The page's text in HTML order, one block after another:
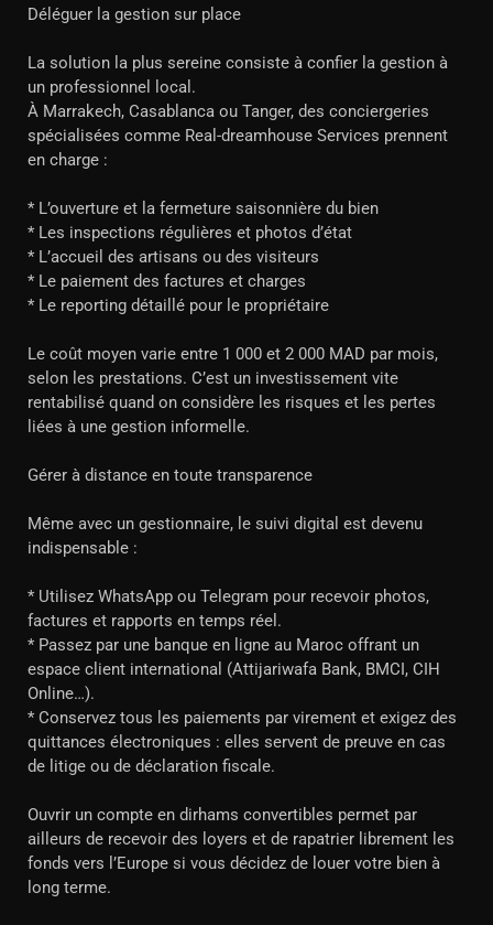
Déléguer la gestion sur place
La solution la plus sereine consiste à confier la gestion à
un professionnel local.
À Marrakech, Casablanca ou Tanger, des conciergeries
spécialisées comme Real-dreamhouse Services prennent
en charge :
* L’ouverture et la fermeture saisonnière du bien
* Les inspections régulières et photos d’état
* L’accueil des artisans ou des visiteurs
* Le paiement des factures et charges
* Le reporting détaillé pour le propriétaire
Le coût moyen varie entre 1 000 et 2 000 MAD par mois,
selon les prestations. C’est un investissement vite
rentabilisé quand on considère les risques et les pertes
liées à une gestion informelle.
Gérer à distance en toute transparence
Même avec un gestionnaire, le suivi digital est devenu
indispensable :
* Utilisez WhatsApp ou Telegram pour recevoir photos,
factures et rapports en temps réel.
* Passez par une banque en ligne au Maroc offrant un
espace client international (Attijariwafa Bank, BMCI, CIH
Online…).
* Conservez tous les paiements par virement et exigez des
quittances électroniques : elles servent de preuve en cas
de litige ou de déclaration fiscale.
Ouvrir un compte en dirhams convertibles permet par
ailleurs de recevoir des loyers et de rapatrier librement les
fonds vers l’Europe si vous décidez de louer votre bien à
long terme.